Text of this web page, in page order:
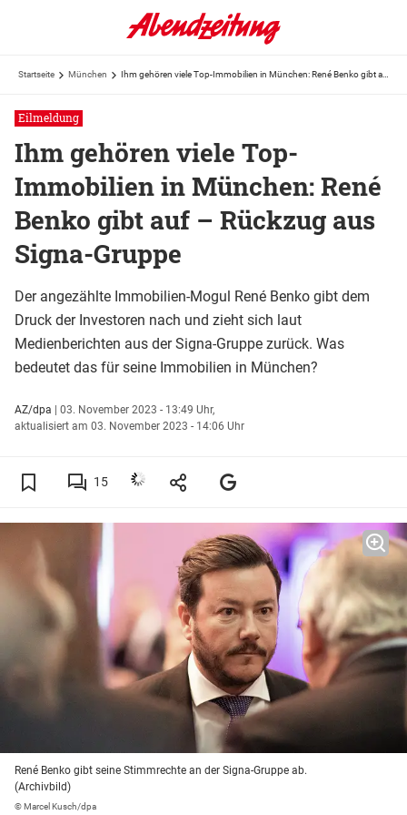
Startseite München
Eilmeldung
Ihm gehören viele Top-
Immobilien in München: René
Benko gibt auf – Rückzug aus
Signa-Gruppe
Der angezählte Immobilien-Mogul René Benko gibt dem
Druck der Investoren nach und zieht sich laut
Medienberichten aus der Signa-Gruppe zurück. Was
bedeutet das für seine Immobilien in München?
AZ/dpa
03. November 2023 - 13:49 Uhr,
aktualisiert am 03. November 2023 - 14:06 Uhr
15
René Benko gibt seine Stimmrechte an der Signa-Gruppe ab.
(Archivbild)
© Marcel Kusch/dpa